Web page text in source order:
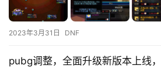
2023年3月31日 DNF
pubg调整，全面升级新版本上线